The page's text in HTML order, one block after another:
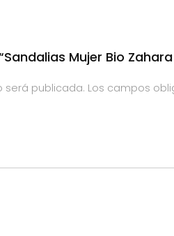
Mujer Bio
será publicada. Los campos